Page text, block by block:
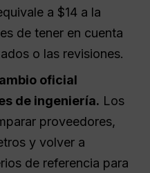
a $14 a la
de tener en cuenta
o las revisiones.
oficial
de ingeniería. Los
proveedores,
y volver a
de referencia para